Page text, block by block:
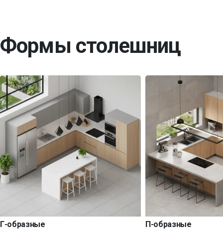
Формы столешниц
Г-образные П-образные